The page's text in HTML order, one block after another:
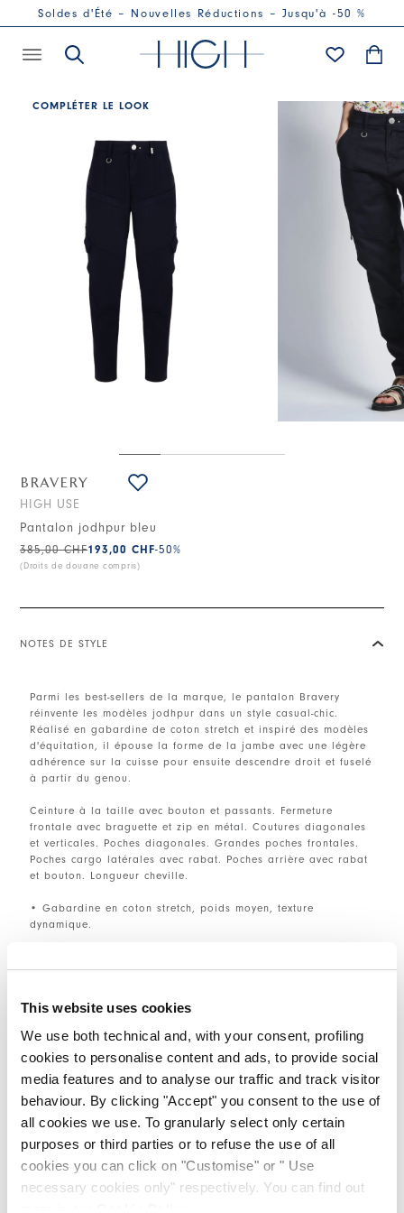
This website uses cookies
We use both technical and, with your consent, profiling
cookies to personalise content and ads, to provide social
media features and to analyse our traffic and track visitor
behaviour. By clicking "Accept" you consent to the use of
all cookies we use. To granularly select only certain
purposes or third parties or to refuse the use of all
cookies you can click on "Customise" or " Use
necessary cookies only" respectively. You can find out
Soldes d'Été – Nouvelles Réductions – Jusqu'à -50 %
COMPLÉTER LE LOOK
BRAVERY
HIGH USE
Pantalon jodhpur bleu
193,00 CHF
385,00 CHF -50%
(Droits de douane compris)
NOTES DE STYLE
Parmi les best-sellers de la marque, le pantalon Bravery
réinvente les modèles jodhpur dans un style casual-chic.
Réalisé en gabardine de coton stretch et inspiré des modèles
d'équitation, il épouse la forme de la jambe avec une légère
adhérence sur la cuisse pour ensuite descendre droit et fuselé
à partir du genou.
Ceinture à la taille avec bouton et passants. Fermeture
frontale avec braguette et zip en métal. Coutures diagonales
et verticales. Poches diagonales. Grandes poches frontales.
Poches cargo latérales avec rabat. Poches arrière avec rabat
et bouton. Longueur cheville.
• Gabardine en coton stretch, poids moyen, texture
dynamique.
DÉTAILS PRODUIT
Contactez-nous | Expédition | Partager
COMPLETE THE LOOK